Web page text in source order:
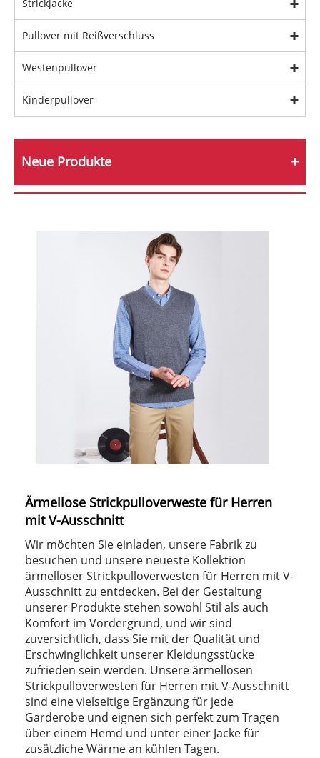
Strickjacke
Pullover mit Reißverschluss
Westenpullover
Kinderpullover
Neue Produkte
Ärmellose Strickpulloverweste für Herren
mit V-Ausschnitt
Wir möchten Sie einladen, unsere Fabrik zu
besuchen und unsere neueste Kollektion
ärmelloser Strickpulloverwesten für Herren mit V-
Ausschnitt zu entdecken. Bei der Gestaltung
unserer Produkte stehen sowohl Stil als auch
Komfort im Vordergrund, und wir sind
zuversichtlich, dass Sie mit der Qualität und
Erschwinglichkeit unserer Kleidungsstücke
zufrieden sein werden. Unsere ärmellosen
Strickpulloverwesten für Herren mit V-Ausschnitt
sind eine vielseitige Ergänzung für jede
Garderobe und eignen sich perfekt zum Tragen
über einem Hemd und unter einer Jacke für
zusätzliche Wärme an kühlen Tagen.